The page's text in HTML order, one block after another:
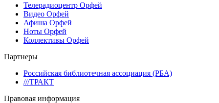
Телерадиоцентр Орфей
Видео Орфей
Афиша Орфей
Ноты Орфей
Коллективы Орфей
Партнеры
Российская библиотечная ассоциация (РБА)
///ТРАКТ
Правовая информация